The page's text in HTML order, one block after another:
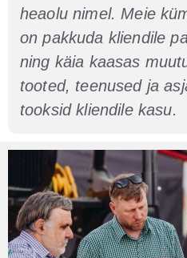
heaolu nimel. Meie
on pakkuda kliendile
ning käia kaasas
tooted, teenused ja
tooksid kliendile kasu.